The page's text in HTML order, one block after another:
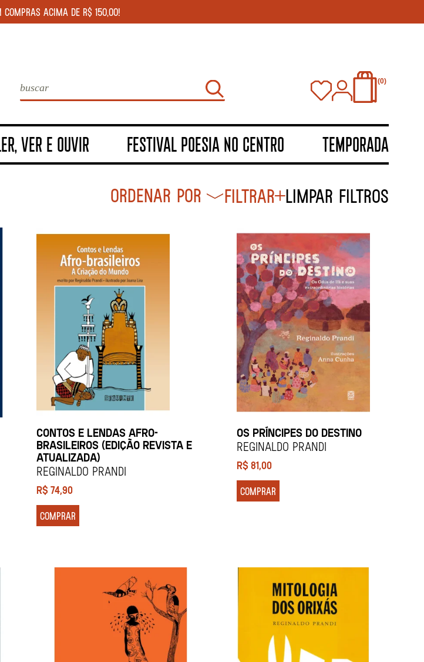
COMPRAS ACIMA DE R$ 150,00!
0
VER E OUVIR FESTIVAL POESIA NO CENTRO TEMPORADA
Filtrar Limpar filtros
CONTOS E LENDAS AFRO-
BRASILEIROS (EDIÇÃO REVISTA E
ATUALIZADA)
REGINALDO PRANDI
R$ 74,90
COMPRAR
OS PRÍNCIPES DO DESTINO
REGINALDO PRANDI
R$81,00
COMPRAR